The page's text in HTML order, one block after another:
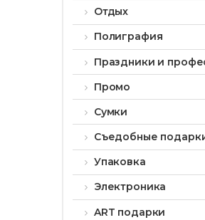
Отдых
Полиграфия
Праздники и
Промо
Сумки
Съедобные
Упаковка
Электроника
ART подарки